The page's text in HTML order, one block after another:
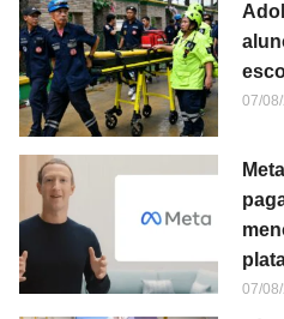
07/
07/